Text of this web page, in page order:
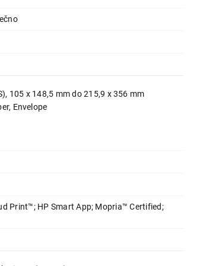
105 x 148,5 mm do 215,9 x 356 mm
Envelope
Print™; HP Smart App; Mopria™ Certified;
1000w 4RY23A
kupovinu